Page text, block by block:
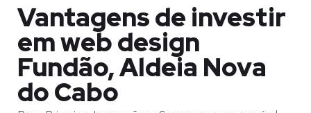
Vantagens de investir
em web design
Fundão, Aldeia Nova
do Cabo